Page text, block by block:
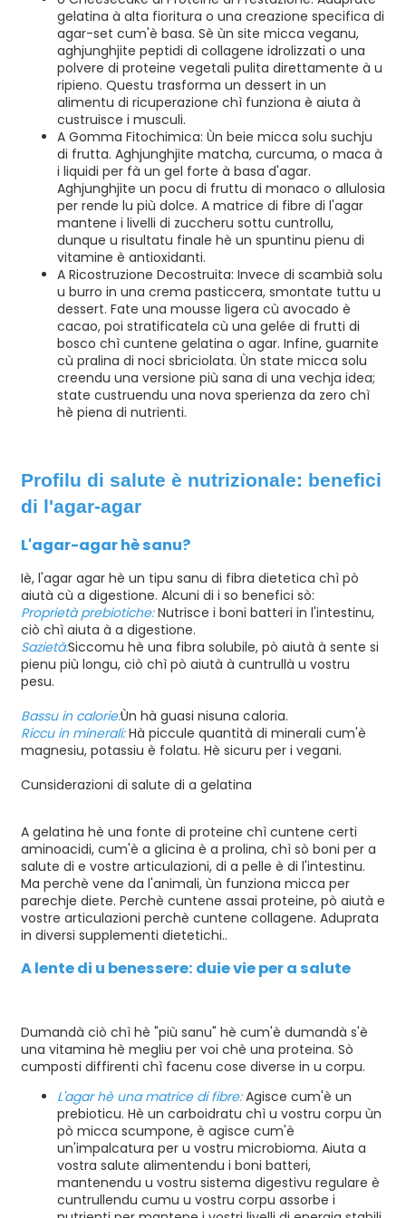
gelatina à alta fioritura o una creazione specifica di
agar-set cum'è basa. Sè ùn site micca veganu,
aghjunghjite peptidi di collagene idrolizzati o una
polvere di proteine ​​vegetali pulita direttamente à u
ripieno. Questu trasforma un dessert in un
alimentu di ricuperazione chì funziona è aiuta à
custruisce i musculi.
A Gomma Fitochimica: Ùn beie micca solu suchju
di frutta. Aghjunghjite matcha, curcuma, o maca à
i liquidi per fà un gel forte à basa d'agar.
Aghjunghjite un pocu di fruttu di monaco o allulosia
per rende lu più dolce. A matrice di fibre di l'agar
mantene i livelli di zuccheru sottu cuntrollu,
dunque u risultatu finale hè un spuntinu pienu di
vitamine è antioxidanti.
A Ricostruzione Decostruita: Invece di scambià solu
u burro in una crema pasticcera, smontate tuttu u
dessert. Fate una mousse ligera cù avocado è
cacao, poi stratificatela cù una gelée di frutti di
bosco chì cuntene gelatina o agar. Infine, guarnite
cù pralina di noci sbriciolata. Ùn state micca solu
creendu una versione più sana di una vechja idea;
state custruendu una nova sperienza da zero chì
hè piena di nutrienti.
Profilu di salute è nutrizionale: benefici
di l'agar-agar
L'agar-agar hè sanu?
Iè, l'agar agar hè un tipu sanu di fibra dietetica chì pò
aiutà cù a digestione. Alcuni di i so benefici sò:
Proprietà prebiotiche: Nutrisce i boni batteri in l'intestinu,
ciò chì aiuta à a digestione.
Sazietà:Siccomu hè una fibra solubile, pò aiutà à sente si
pienu più longu, ciò chì pò aiutà à cuntrullà u vostru
pesu.
Bassu in calorie:Ùn hà guasi nisuna caloria.
Riccu in minerali: Hà piccule quantità di minerali cum'è
magnesiu, potassiu è folatu. Hè sicuru per i vegani.
Cunsiderazioni di salute di a gelatina
A gelatina hè una fonte di proteine ​​chì cuntene certi
aminoacidi, cum'è a glicina è a prolina, chì sò boni per a
salute di e vostre articulazioni, di a pelle è di l'intestinu.
Ma perchè vene da l'animali, ùn funziona micca per
parechje diete. Perchè cuntene assai proteine, pò aiutà e
vostre articulazioni perchè cuntene collagene. Aduprata
in diversi supplementi dietetichi..
A lente di u benessere: duie vie per a salute
Dumandà ciò chì hè "più sanu" hè cum'è dumandà s'è
una vitamina hè megliu per voi chè una proteina. Sò
cumposti diffirenti chì facenu cose diverse in u corpu.
L'agar hè una matrice di fibre: Agisce cum'è un
prebioticu. Hè un carboidratu chì u vostru corpu ùn
pò micca scumpone, è agisce cum'è
un'impalcatura per u vostru microbioma. Aiuta a
vostra salute alimentendu i boni batteri,
mantenendu u vostru sistema digestivu regulare è
cuntrullendu cumu u vostru corpu assorbe i